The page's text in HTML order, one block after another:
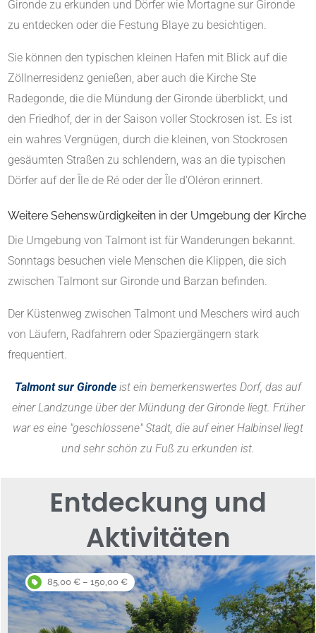
Gironde zu erkunden und Dörfer wie Mortagne sur Gironde
zu entdecken oder die Festung Blaye zu besichtigen.
Sie können den typischen kleinen Hafen mit Blick auf die
Zöllnerresidenz genießen, aber auch die Kirche Ste
Radegonde, die die Mündung der Gironde überblickt, und
den Friedhof, der in der Saison voller Stockrosen ist. Es ist
ein wahres Vergnügen, durch die kleinen, von Stockrosen
gesäumten Straßen zu schlendern, was an die typischen
Dörfer auf der Île de Ré oder der Île d'Oléron erinnert.
Weitere Sehenswürdigkeiten in der Umgebung der Kirche
Die Umgebung von Talmont ist für Wanderungen bekannt.
Sonntags besuchen viele Menschen die Klippen, die sich
zwischen Talmont sur Gironde und Barzan befinden.
Der Küstenweg zwischen Talmont und Meschers wird auch
von Läufern, Radfahrern oder Spaziergängern stark
frequentiert.
Talmont sur Gironde ist ein bemerkenswertes Dorf, das auf
einer Landzunge über der Mündung der Gironde liegt. Früher
war es eine "geschlossene" Stadt, die auf einer Halbinsel liegt
und sehr schön zu Fuß zu erkunden ist.
Entdeckung und
Aktivitäten
85,00 € – 150,00 €